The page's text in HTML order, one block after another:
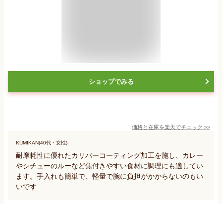
ショップでみる
価格と在庫を楽天でチェック >>
KUMIKAN(40代・女性)
耐摩耗性に優れたカリバーコーティング加工を施し、カレー
やシチューのルーなど焦付きやすい食材に調理にも適してい
ます。手入れも簡単で、軽量で腕に負担がかからないのもい
いです